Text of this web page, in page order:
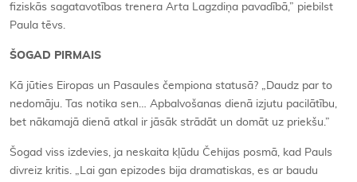
fiziskās sagatavotības trenera Arta Lagzdiņa pavadībā,” piebilst
Paula tēvs.
ŠOGAD PIRMAIS
Kā jūties Eiropas un Pasaules čempiona statusā? „Daudz par to
nedomāju. Tas notika sen… Apbalvošanas dienā izjutu pacilātību,
bet nākamajā dienā atkal ir jāsāk strādāt un domāt uz priekšu.”
Šogad viss izdevies, ja neskaita kļūdu Čehijas posmā, kad Pauls
divreiz kritis. „Lai gan epizodes bija dramatiskas, es ar baudu